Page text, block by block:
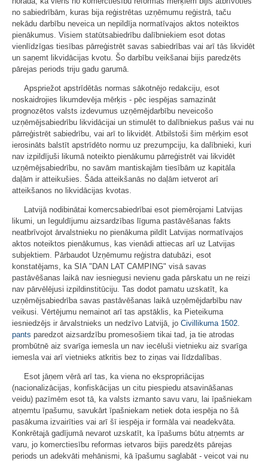
no sabiedrībām, kuras bija reģistrētas uzņēmumu reģistrā, taču
nekādu darbību neveica un nepildīja normatīvajos aktos noteiktos
pienākumus. Visiem statūtsabiedrību dalībniekiem esot dotas
vienlīdzīgas tiesības pārreģistrēt savas sabiedrības vai arī tās likvidēt
un saņemt likvidācijas kvotu. Šo darbību veikšanai bijis paredzēts
pārejas periods triju gadu garumā.
Apspriežot apstrīdētās normas sākotnējo redakciju, esot
noskaidrojies likumdevēja mērķis - pēc iespējas samazināt
prognozētos valsts izdevumus uzņēmējdarbību neveicošo
uzņēmējsabiedrību likvidācijai un stimulēt to dalībniekus pašus vai nu
pārreģistrēt sabiedrību, vai arī to likvidēt. Atbilstoši šim mērķim esot
ierosināts balstīt apstrīdēto normu uz prezumpciju, ka dalībnieki, kuri
nav izpildījuši likumā noteikto pienākumu pārreģistrēt vai likvidēt
uzņēmējsabiedrību, no savām mantiskajām tiesībām uz kapitāla
daļām ir atteikušies. Šāda atteikšanās no daļām ietverot arī
atteikšanos no likvidācijas kvotas.
Latvijā nodibinātai komercsabiedrībai esot piemērojami Latvijas
likumi, un Ieguldījumu aizsardzības līguma pastāvēšanas fakts
neatbrīvojot ārvalstnieku no pienākuma pildīt Latvijas normatīvajos
aktos noteiktos pienākumus, kas vienādi attiecas arī uz Latvijas
subjektiem. Pārbaudot Uzņēmumu reģistra datubāzi, esot
konstatējams, ka SIA "DAN LAT CAMPING" visā savas
pastāvēšanas laikā nav iesniegusi nevienu gada pārskatu un ne reizi
nav pārvēlējusi izpildinstitūciju. Tas dodot pamatu uzskatīt, ka
uzņēmējsabiedrība savas pastāvēšanas laikā uzņēmējdarbību nav
veikusi. Vērtējumu nemainot arī tas apstāklis, ka Pieteikuma
iesniedzējs ir ārvalstnieks un nedzīvo Latvijā, jo Civillikuma 1502.
pants paredzot aizsardzību promesošiem tikai tad, ja tie atrodas
prombūtnē aiz svarīga iemesla un nav iecēluši vietnieku aiz svarīga
iemesla vai arī vietnieks atkritis bez to ziņas vai līdzdalības.
Esot jāņem vērā arī tas, ka viena no ekspropriācijas
(nacionalizācijas, konfiskācijas un citu piespiedu atsavināšanas
veidu) pazīmēm esot tā, ka valsts izmanto savu varu, lai īpašniekam
atņemtu īpašumu, savukārt īpašniekam netiek dota iespēja no šā
pasākuma izvairīties vai arī šī iespēja ir formāla vai neadekvāta.
Konkrētajā gadījumā nevarot uzskatīt, ka īpašums būtu atņemts ar
varu, jo komerctiesību reformas ietvaros bijis paredzēts pārejas
periods un adekvāti mehānismi, kā īpašumu saglabāt - veicot vai nu